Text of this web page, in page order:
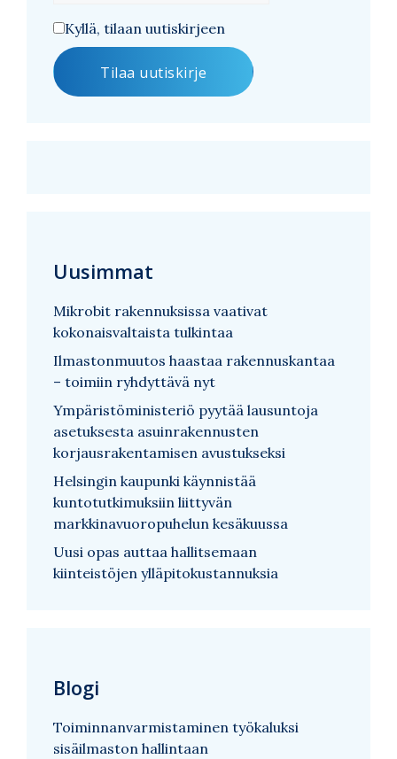
Kyllä, tilaan uutiskirjeen
Uusimmat
Mikrobit rakennuksissa vaativat
kokonaisvaltaista tulkintaa
Ilmastonmuutos haastaa rakennuskantaa
– toimiin ryhdyttävä nyt
Ympäristöministeriö pyytää lausuntoja
asetuksesta asuinrakennusten
korjausrakentamisen avustukseksi
Helsingin kaupunki käynnistää
kuntotutkimuksiin liittyvän
markkinavuoropuhelun kesäkuussa
Uusi opas auttaa hallitsemaan
kiinteistöjen ylläpitokustannuksia
Blogi
Toiminnanvarmistaminen työkaluksi
sisäilmaston hallintaan